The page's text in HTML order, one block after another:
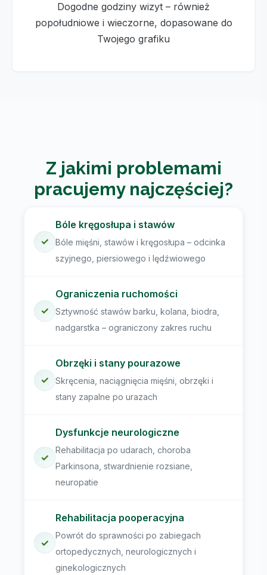
Dogodne godziny wizyt – również
popołudniowe i wieczorne, dopasowane do
Twojego grafiku
Z jakimi problemami
pracujemy najczęściej?
✓
Bóle kręgosłupa i stawów
Bóle mięśni, stawów i kręgosłupa – odcinka
szyjnego, piersiowego i lędźwiowego
✓
Ograniczenia ruchomości
Sztywność stawów barku, kolana, biodra,
nadgarstka – ograniczony zakres ruchu
✓
Obrzęki i stany pourazowe
Skręcenia, naciągnięcia mięśni, obrzęki i
stany zapalne po urazach
✓
Dysfunkcje neurologiczne
Rehabilitacja po udarach, choroba
Parkinsona, stwardnienie rozsiane,
neuropatie
✓
Rehabilitacja pooperacyjna
Powrót do sprawności po zabiegach
ortopedycznych, neurologicznych i
ginekologicznych